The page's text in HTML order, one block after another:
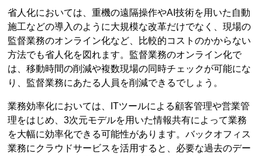
省人化においては、重機の遠隔操作やAI技術を用いた自動
施工などの導入のように大規模な改革だけでなく、現場の
監督業務のオンライン化など、比較的コストのかからない
方法でも省人化を図れます。監督業務のオンライン化で
は、移動時間の削減や複数現場の同時チェックが可能にな
り、監督業務にあたる人員を削減できるでしょう。
業務効率化においては、ITツールによる顧客管理や営業管
理をはじめ、3次元モデルを用いた情報共有によって業務
を大幅に効率化できる可能性があります。バックオフィス
業務にクラウドサービスを活用すると、必要な過去のデー